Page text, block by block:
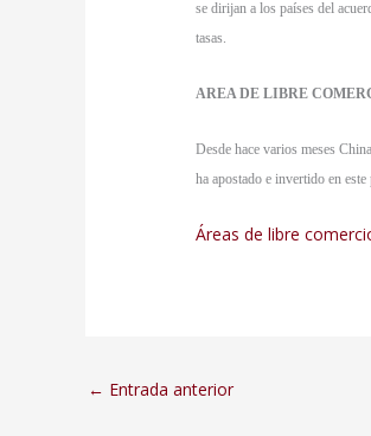
se dirijan a los países del
tasas.
AREA DE LIBRE
Desde hace varios meses
ha apostado e invertido en este
Áreas de libre
← Entrada anterior